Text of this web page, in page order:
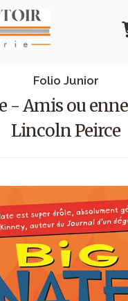
Folio Junior
- Amis ou
Lincoln Peirce